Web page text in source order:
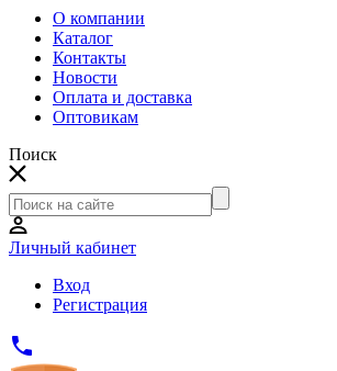
О компании
Каталог
Контакты
Новости
Оплата и доставка
Оптовикам
Поиск
Личный кабинет
Вход
Регистрация
phone